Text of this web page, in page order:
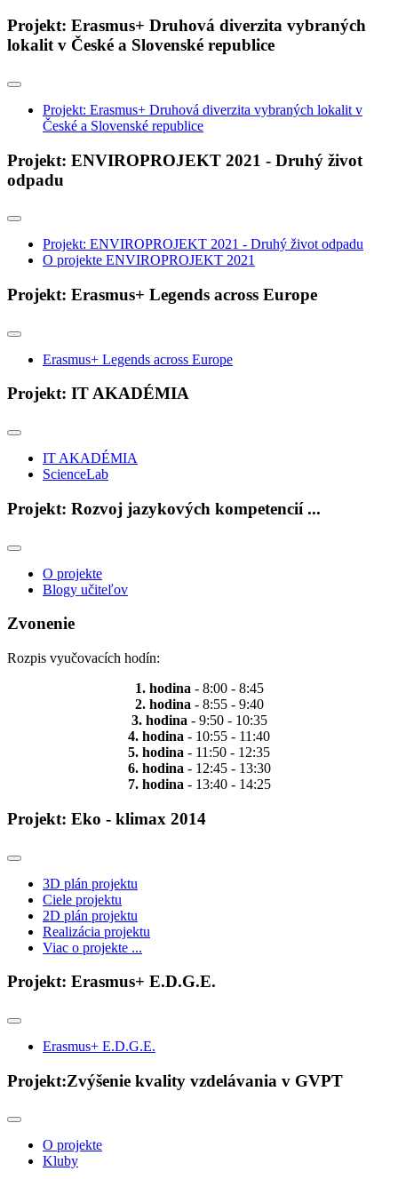
Projekt: Erasmus+ Druhová diverzita vybraných
lokalit v České a Slovenské republice
Projekt: Erasmus+ Druhová diverzita vybraných lokalit v
České a Slovenské republice
Projekt: ENVIROPROJEKT 2021 - Druhý život
odpadu
Projekt: ENVIROPROJEKT 2021 - Druhý život odpadu
O projekte ENVIROPROJEKT 2021
Projekt: Erasmus+ Legends across Europe
Erasmus+ Legends across Europe
Projekt: IT AKADÉMIA
IT AKADÉMIA
ScienceLab
Projekt: Rozvoj jazykových kompetencií ...
O projekte
Blogy učiteľov
Zvonenie
Rozpis vyučovacích hodín:
1. hodina - 8:00 - 8:45
2. hodina - 8:55 - 9:40
3. hodina - 9:50 - 10:35
4. hodina - 10:55 - 11:40
5. hodina - 11:50 - 12:35
6. hodina - 12:45 - 13:30
7. hodina - 13:40 - 14:25
Projekt: Eko - klimax 2014
3D plán projektu
Ciele projektu
2D plán projektu
Realizácia projektu
Viac o projekte ...
Projekt: Erasmus+ E.D.G.E.
Erasmus+ E.D.G.E.
Projekt:Zvýšenie kvality vzdelávania v GVPT
O projekte
Kluby